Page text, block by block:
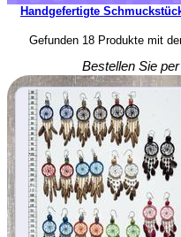
Handgefertigte
Gefunden 18 Produkte mit
Bestellen Sie per